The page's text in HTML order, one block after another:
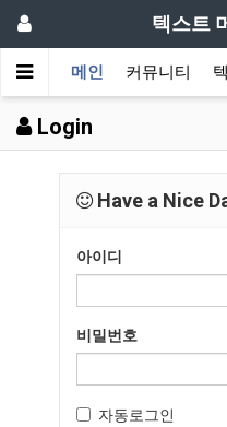
텍스트
메인 커뮤니티
Login
Have a Nice
아이디
비밀번호
자동로그인